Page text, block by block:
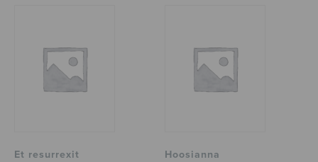
Et resurrexit Hoosianna